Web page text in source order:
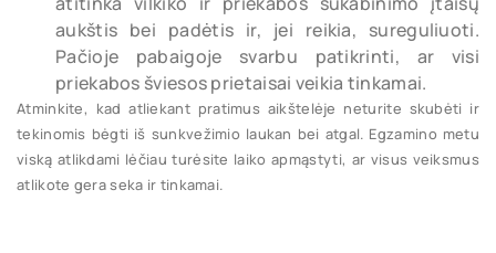
aukštis bei padėtis ir, jei reikia, sureguliuoti.
Pačioje pabaigoje svarbu patikrinti, ar visi
priekabos šviesos prietaisai veikia tinkamai.
Atminkite, kad atliekant pratimus aikštelėje neturite skubėti ir
tekinomis bėgti iš sunkvežimio laukan bei atgal. Egzamino metu
viską atlikdami lėčiau turėsite laiko apmąstyti, ar visus veiksmus
atlikote gera seka ir tinkamai.